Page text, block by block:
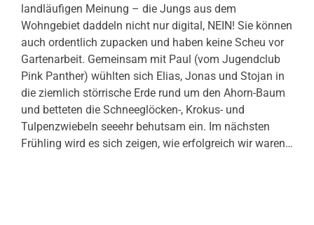
landläufigen Meinung – die Jungs aus dem
Wohngebiet daddeln nicht nur digital, NEIN! Sie können
auch ordentlich zupacken und haben keine Scheu vor
Gartenarbeit. Gemeinsam mit Paul (vom Jugendclub
Pink Panther) wühlten sich Elias, Jonas und Stojan in
die ziemlich störrische Erde rund um den Ahorn-Baum
und betteten die Schneeglöcken-, Krokus- und
Tulpenzwiebeln seeehr behutsam ein. Im nächsten
Frühling wird es sich zeigen, wie erfolgreich wir waren…